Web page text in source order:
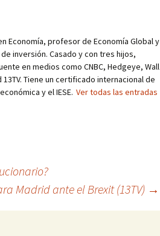
Economía, profesor de Economía Global y
inversión. Casado y con tres hijos,
en medios como CNBC, Hedgeye, Wall
Tiene un certificado internacional de
y el IESE. Ver todas las entradas
Madrid ante el Brexit (13TV) →